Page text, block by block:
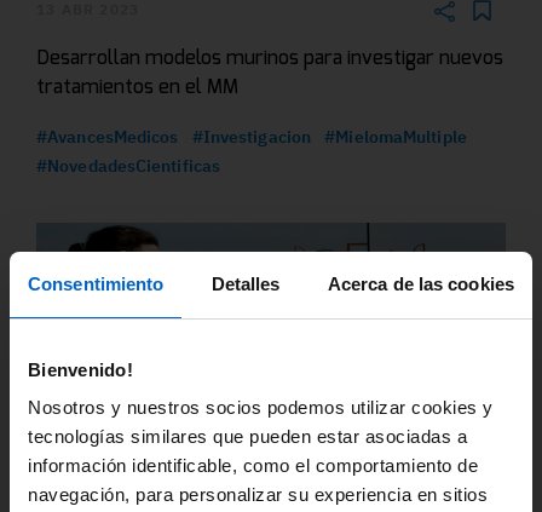
Consentimiento Detalles Acerca de las cookies
Bienvenido!
Nosotros y nuestros socios podemos utilizar cookies y
tecnologías similares que pueden estar asociadas a
información identificable, como el comportamiento de
navegación, para personalizar su experiencia en sitios
Desarrollan modelos murinos para investigar nuevos
tratamientos en el MM
#AvancesMedicos #Investigacion
#MielomaMultiple
#NovedadesCientificas
02 MAR 2023
¿Puede el metaverso ayudar a reducir la carga de